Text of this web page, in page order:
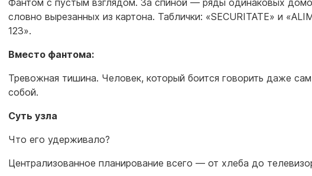
Фантом с пустым взглядом. За спиной — ряды одинаковых
словно вырезанных из картона. Таблички: «SECURITATE» и
123».
Вместо фантома:
Тревожная тишина. Человек, который боится говорить даже
собой.
Суть узла
Что его удерживало?
Централизованное планирование всего — от хлеба до